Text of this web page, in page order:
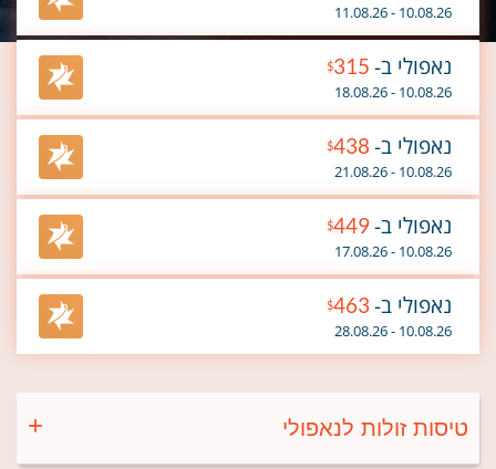
10.08.26 - 11.08.26
נאפולי ב- 315
$
10.08.26 - 18.08.26
נאפולי ב- 438
$
10.08.26 - 21.08.26
נאפולי ב-449
$
10.08.26 - 17.08.26
נאפולי ב-463
$
10.08.26 - 28.08.26
טיסות זולות לנאפולי